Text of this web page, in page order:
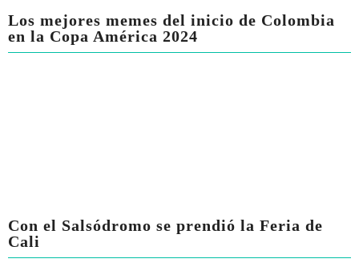
Los mejores memes del inicio de Colombia
en la Copa América 2024
Con el Salsódromo se prendió la Feria de
Cali